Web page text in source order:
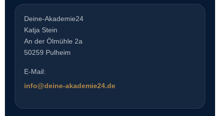
Deine-Akademie24
Katja Stein
An der Ölmühle 2a
50259 Pulheim
E-Mail:
info@deine-akademie24.de